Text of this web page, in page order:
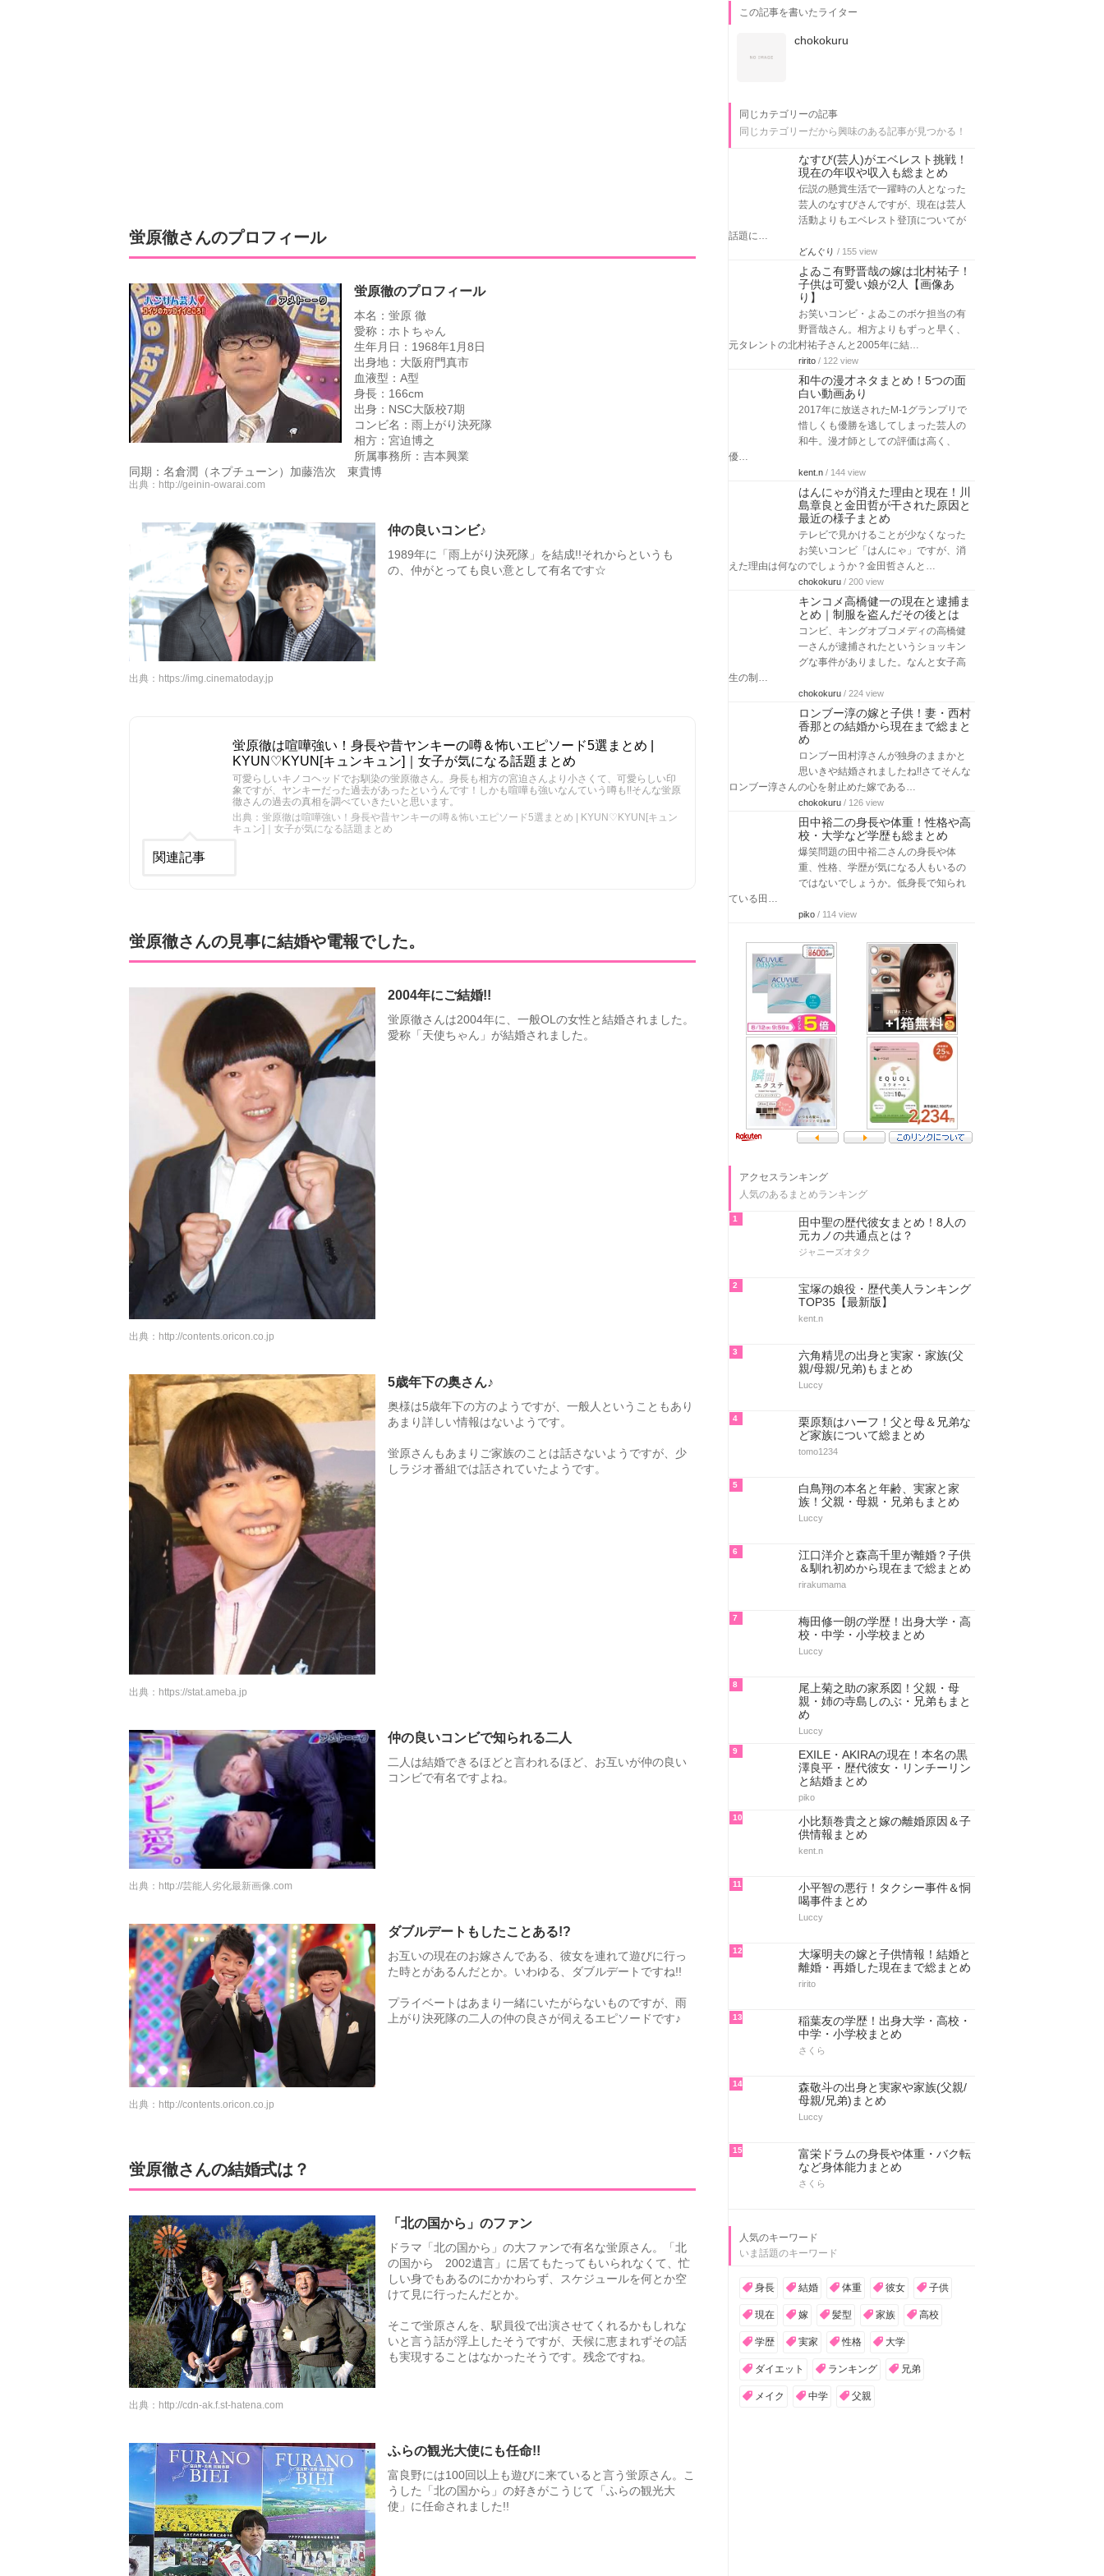
蛍原徹さんのプロフィール
蛍原徹のプロフィール
本名：蛍原 徹
愛称：ホトちゃん
生年月日：1968年1月8日
出身地：大阪府門真市
血液型：A型
身長：166cm
出身：NSC大阪校7期
コンビ名：雨上がり決死隊
相方：宮迫博之
所属事務所：吉本興業
同期：名倉潤（ネプチューン）加藤浩次 東貴博
出典： http://geinin-owarai.com
仲の良いコンビ♪
1989年に「雨上がり決死隊」を結成!!それからというも
の、仲がとっても良い意として有名です☆
出典： https://img.cinematoday.jp
蛍原徹は喧嘩強い！身長や昔ヤンキーの噂＆怖いエピソード5選まとめ |
KYUN♡KYUN[キュンキュン]｜女子が気になる話題まとめ
可愛らしいキノコヘッドでお馴染の蛍原徹さん。身長も相方の宮迫さんより小さくて、可愛らしい印
象ですが、ヤンキーだった過去があったというんです！しかも喧嘩も強いなんていう噂も!!そんな蛍原
徹さんの過去の真相を調べていきたいと思います。
出典：蛍原徹は喧嘩強い！身長や昔ヤンキーの噂＆怖いエピソード5選まとめ | KYUN♡KYUN[キュン
キュン]｜女子が気になる話題まとめ
関連記事
蛍原徹さんの見事に結婚や電報でした。
2004年にご結婚!!
蛍原徹さんは2004年に、一般OLの女性と結婚されました。
愛称「天使ちゃん」が結婚されました。
出典： http://contents.oricon.co.jp
5歳年下の奥さん♪
奥様は5歳年下の方のようですが、一般人ということもあり
あまり詳しい情報はないようです。
蛍原さんもあまりご家族のことは話さないようですが、少
しラジオ番組では話されていたようです。
出典： https://stat.ameba.jp
仲の良いコンビで知られる二人
二人は結婚できるほどと言われるほど、お互いが仲の良い
コンビで有名ですよね。
出典： http://芸能人劣化最新画像.com
ダブルデートもしたことある!?
お互いの現在のお嫁さんである、彼女を連れて遊びに行っ
た時とがあるんだとか。いわゆる、ダブルデートですね!!
プライベートはあまり一緒にいたがらないものですが、雨
上がり決死隊の二人の仲の良さが伺えるエピソードです♪
出典： http://contents.oricon.co.jp
蛍原徹さんの結婚式は？
「北の国から」のファン
ドラマ「北の国から」の大ファンで有名な蛍原さん。「北
の国から 2002遺言」に居てもたってもいられなくて、忙
しい身でもあるのにかかわらず、スケジュールを何とか空
けて見に行ったんだとか。
そこで蛍原さんを、駅員役で出演させてくれるかもしれな
いと言う話が浮上したそうですが、天候に恵まれずその話
も実現することはなかったそうです。残念ですね。
出典： http://cdn-ak.f.st-hatena.com
ふらの観光大使にも任命!!
富良野には100回以上も遊びに来ていると言う蛍原さん。こ
うした「北の国から」の好きがこうじて「ふらの観光大
使」に任命されました!!
この記事を書いたライター
chokokuru
同じカテゴリーの記事
同じカテゴリーだから興味のある記事が見つかる！
なすび(芸人)がエベレスト挑戦！
現在の年収や収入も総まとめ
伝説の懸賞生活で一躍時の人となった
芸人のなすびさんですが、現在は芸人
活動よりもエベレスト登頂についてが
話題に…
どんぐり / 155 view
よゐこ有野晋哉の嫁は北村祐子！
子供は可愛い娘が2人【画像あ
り】
お笑いコンビ・よゐこのボケ担当の有
野晋哉さん。相方よりもずっと早く、
元タレントの北村祐子さんと2005年に結…
ririto / 122 view
和牛の漫才ネタまとめ！5つの面
白い動画あり
2017年に放送されたM-1グランプリで
惜しくも優勝を逃してしまった芸人の
和牛。漫才師としての評価は高く、
優…
kent.n / 144 view
はんにゃが消えた理由と現在！川
島章良と金田哲が干された原因と
最近の様子まとめ
テレビで見かけることが少なくなった
お笑いコンビ「はんにゃ」ですが、消
えた理由は何なのでしょうか？金田哲さんと…
chokokuru / 200 view
キンコメ高橋健一の現在と逮捕ま
とめ｜制服を盗んだその後とは
コンビ、キングオブコメディの高橋健
一さんが逮捕されたというショッキン
グな事件がありました。なんと女子高
生の制…
chokokuru / 224 view
ロンブー淳の嫁と子供！妻・西村
香那との結婚から現在まで総まと
め
ロンブー田村淳さんが独身のままかと
思いきや結婚されましたね!!さてそんな
ロンブー淳さんの心を射止めた嫁である…
chokokuru / 126 view
田中裕二の身長や体重！性格や高
校・大学など学歴も総まとめ
爆笑問題の田中裕二さんの身長や体
重、性格、学歴が気になる人もいるの
ではないでしょうか。低身長で知られ
ている田…
piko / 114 view
アクセスランキング
人気のあるまとめランキング
1
田中聖の歴代彼女まとめ！8人の
元カノの共通点とは？
ジャニーズオタク
2
宝塚の娘役・歴代美人ランキング
TOP35【最新版】
kent.n
3
六角精児の出身と実家・家族(父
親/母親/兄弟)もまとめ
Luccy
4
栗原類はハーフ！父と母＆兄弟な
ど家族について総まとめ
tomo1234
5
白鳥翔の本名と年齢、実家と家
族！父親・母親・兄弟もまとめ
Luccy
6
江口洋介と森高千里が離婚？子供
＆馴れ初めから現在まで総まとめ
rirakumama
7
梅田修一朗の学歴！出身大学・高
校・中学・小学校まとめ
Luccy
8
尾上菊之助の家系図！父親・母
親・姉の寺島しのぶ・兄弟もまと
め
Luccy
9
EXILE・AKIRAの現在！本名の黒
澤良平・歴代彼女・リンチーリン
と結婚まとめ
piko
10
小比類巻貴之と嫁の離婚原因＆子
供情報まとめ
kent.n
11
小平智の悪行！タクシー事件＆恫
喝事件まとめ
Luccy
12
大塚明夫の嫁と子供情報！結婚と
離婚・再婚した現在まで総まとめ
ririto
13
稲葉友の学歴！出身大学・高校・
中学・小学校まとめ
さくら
14
森敬斗の出身と実家や家族(父親/
母親/兄弟)まとめ
Luccy
15
富栄ドラムの身長や体重・バク転
など身体能力まとめ
さくら
人気のキーワード
いま話題のキーワード
身長 結婚 体重 彼女 子供
現在 嫁 髪型 家族 高校
学歴 実家 性格 大学
ダイエット ランキング 兄弟
メイク 中学 父親